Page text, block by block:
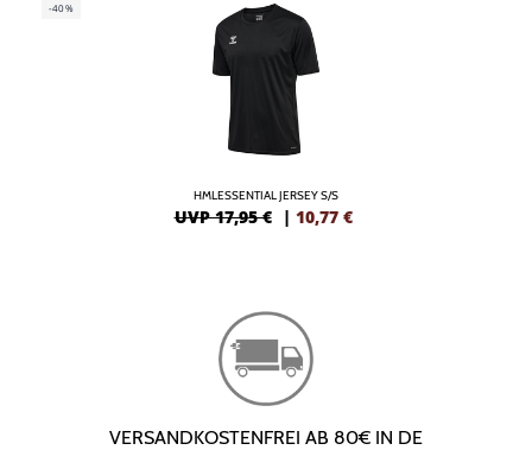
-40%
HMLESSENTIAL JERSEY S/S
UVP 17,95 € | 10,77 €
VERSANDKOSTENFREI AB 80€ IN DE